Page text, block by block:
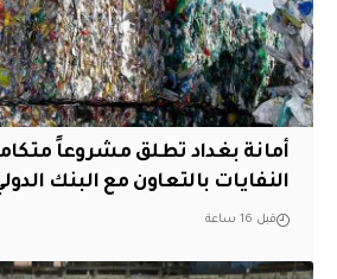
أمانة بغداد تطلق مشروعاً
النفايات بالتعاون مع البنك
قبل 16 ساعة